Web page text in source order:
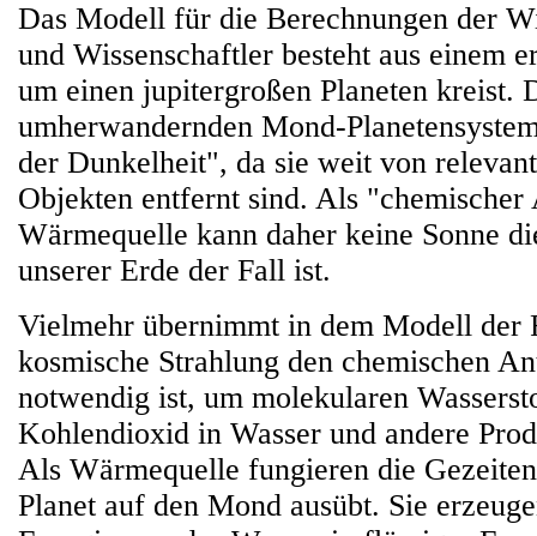
Das Modell für die Berechnungen der
und Wissenschaftler besteht aus einem
um einen jupitergroßen Planeten kreist.
umherwandernden Mond-
der Dunkelheit", da sie weit von
Objekten entfernt sind. Als
Wärmequelle kann daher keine Sonne
unserer Erde der Fall ist.
Vielmehr übernimmt in dem Modell der
kosmische Strahlung den chemischen
notwendig ist, um molekularen
Kohlendioxid in Wasser und andere
Als Wärmequelle fungieren die
Planet auf den Mond ausübt. Sie